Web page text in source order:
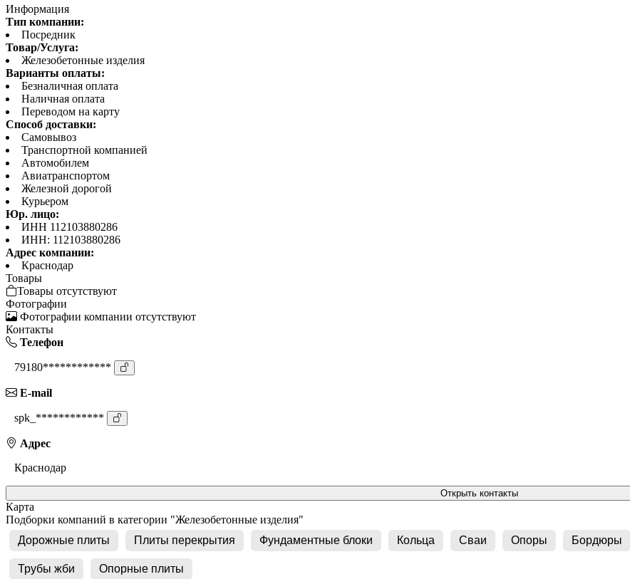
Информация
Тип компании:
Посредник
Товар/Услуга:
Железобетонные изделия
Варианты оплаты:
Безналичная оплата
Наличная оплата
Переводом на карту
Способ доставки:
Самовывоз
Транспортной компанией
Автомобилем
Авиатранспортом
Железной дорогой
Курьером
Юр. лицо:
ИНН 112103880286
ИНН: 112103880286
Адрес компании:
Краснодар
Товары
Товары отсутствуют
Фотографии
Фотографии компании отсутствуют
Контакты
Телефон
79180************
E-mail
spk_************
Адрес
Краснодар
Открыть контакты
Карта
Подборки компаний в категории "Железобетонные изделия"
Дорожные плиты
Плиты перекрытия Фундаментные блоки Кольца Сваи Опоры Бордюры
Трубы жби Опорные плиты